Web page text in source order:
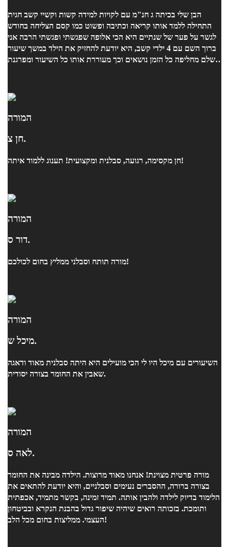
הבן שלי בכיתה ג חנ"מ עם לקויות למידה קשות וקשיי קשב חגית
התחילה ללמד אותו קריאה וכתיבה ופשוט כמו קסם הצליחה בחודש
לגשר על פער של שנתיים היא הכי אלופה שפגשתי ופגשתי הרבה אני
ברוך השם עם 4 ילדי קשב, היא יודעת להחזיק את הילד במשך שיעור
שלם מחליפה כל הזמן נושאים וכך מעוררת אותו כל השיעור ומפרגנת
המורה
חן צ.
חן מקסימה, רגועה, סבלנית ומקצועית! תענוג ללמוד איתה!
המורה
דור ס.
מורה תותח וסבלני ממליץ בחום לכולכם!
המורה
מיכל ש.
השיעורים עם מיכל היו לי הכי מועילים היא היתה סבלנית מאוד ודאגה
שאבין את החומר בצורה יסודית.
המורה
לאה ס.
מורה פרטית מצוינת! אנחנו מאוד מרוצות. הילדה מבינה את החומר
בצורה ברורה, ההסברים נעימים וסבלניים, והיא יודעת להתאים את
הלימוד בדיוק לילדה ולהבין אותה. תמיד זמינה, בקשר מתמיד, אכפתית
ותומכת. בזכותה רואים שיהיה שיפור גדול בהבנת הנקרא ובביטחון
העצמי. ממליצות בחום מכל הלב!